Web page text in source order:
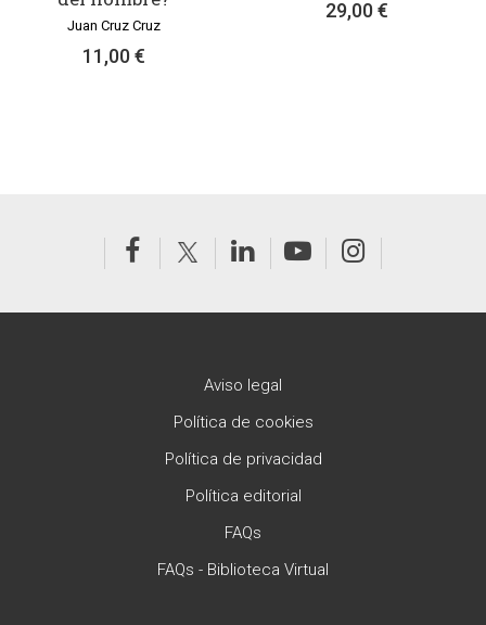
Juan Cruz Cruz
11,00 €
29,00 €
Aviso legal
Política de cookies
Política de privacidad
Política editorial
FAQs
FAQs - Biblioteca Virtual